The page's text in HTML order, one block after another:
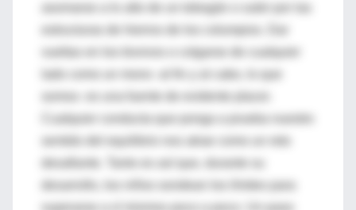
asomarse a lo alto de un tobogán o subir por las
vueltas en los tiovivos o colgarse de cualquier
Cualquier conducta que ponga a prueba nuestro
sentido del equilibrio nos atrae como un reto
superarse a sí mismos poco a poco. Un paso